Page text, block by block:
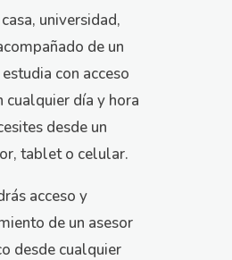
universidad,
de un
con acceso
cualquier día y hora
desde un
tablet o celular.
acceso y
de un asesor
desde cualquier